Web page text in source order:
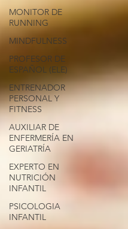
MONITOR DE
RUNNING
MINDFULNESS
PROFESOR DE
ESPAÑOL (ELE)
ENTRENADOR
PERSONAL Y
FITNESS
AUXILIAR DE
ENFERMERÍA EN
GERIATRÍA
EXPERTO EN
NUTRICIÓN
INFANTIL
PSICOLOGIA
INFANTIL